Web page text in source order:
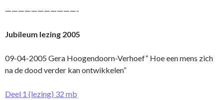
———————————-
Jubileum lezing 2005
09-04-2005 Gera Hoogendoorn-Verhoef“ Hoe een mens zich
na de dood verder kan o­ntwikkelen”
Deel 1 (lezing) 32 mb